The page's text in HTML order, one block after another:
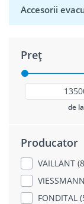
Accesorii
Preț
de la
Producator
VAILLANT
FONDITAL